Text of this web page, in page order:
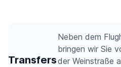
Transfers
Neben dem
bringen wir Sie
der Weinstraße